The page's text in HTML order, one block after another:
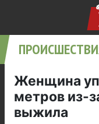
Женщина
метров из-
выжила